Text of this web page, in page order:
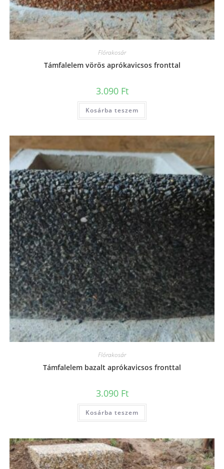
Flórakosár
Támfalelem vörös aprókavicsos fronttal
3.090 Ft
Kosárba teszem
Flórakosár
Támfalelem bazalt aprókavicsos fronttal
3.090 Ft
Kosárba teszem